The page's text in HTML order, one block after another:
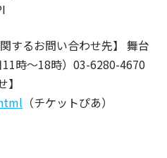
するお問い合わせ先】 舞台
11時～18時）03-6280-4670
（チケットぴあ）